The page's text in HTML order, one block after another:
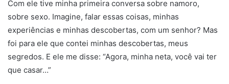
Com ele tive minha primeira conversa sobre namoro,
sobre sexo. Imagine, falar essas coisas, minhas
experiências e minhas descobertas, com um senhor? Mas
foi para ele que contei minhas descobertas, meus
segredos. E ele me disse: “Agora, minha neta, você vai ter
que casar…”